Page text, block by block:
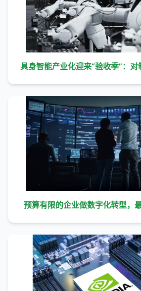
具身智能产业化迎来“验收季”：
预算有限的企业做数字化转型，